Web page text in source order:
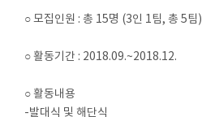
○ 모집인원 : 총 15명 (3인 1팀, 총 5팀)
○ 활동기간 : 2018.09.~2018.12.
○ 활동내용
-발대식 및 해단식